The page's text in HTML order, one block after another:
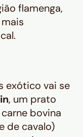
flamenga,
exótico vai se
, um prato
bovina
de cavalo)